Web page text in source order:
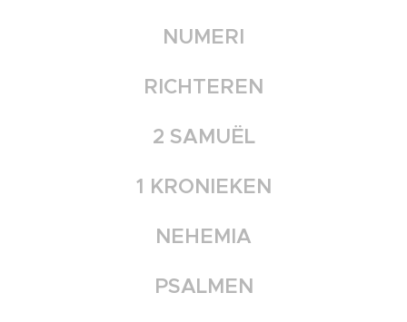
NUMERI
RICHTEREN
2 SAMUËL
1 KRONIEKEN
NEHEMIA
PSALMEN